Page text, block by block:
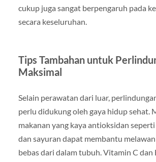
cukup juga sangat berpengaruh pada
secara keseluruhan.
Tips Tambahan untuk
Maksimal
Selain perawatan dari luar,
perlu didukung oleh gaya hidup sehat.
makanan yang kaya antioksidan
dan sayuran dapat membantu
bebas dari dalam tubuh. Vitamin C dan